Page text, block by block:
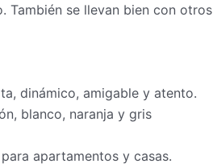
También se llevan bien con otros
dinámico, amigable y atento.
blanco, naranja y gris
apartamentos y casas.